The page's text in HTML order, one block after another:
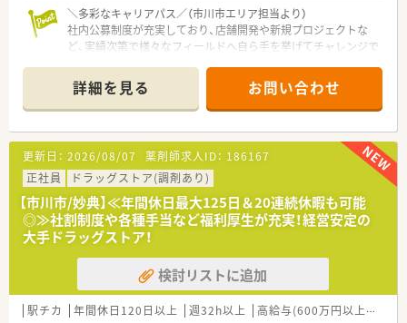
＼多彩なキャリアパス／（市川市エリア担当より）
社内公募制度が充実しており、店舗開発や新規プロジェクトな
ど、実績次第で様々なフィールドへ自ら手を挙げてチャレンジで
【店舗情報と応需状況について】
■最寄り駅から徒歩1分ほどの好立地で、3路線が乗り入れてお
り日々の通勤が非常に便利なエリアに位置しています。
■周辺には商業施設や飲食店が充実しているため、仕事帰りのお
買い物や食事にも困らない利便性の高い環境です。
■主に内科や呼吸器科、形成外科や皮膚科の処方箋を面で応需し
ており、1日あたり120枚から150枚を扱います。
【法人特徴について】
■お客様が健康で美しくあり続けるために信頼される店舗を目
指し、全国にドラッグストアチェーンを展開しています。
■経営理念として顧客最優先の姿勢を掲げており、大手ならでは
の安定した経営基盤と高い専門性が大きな強みです。
■女性活躍推進法に基づく厚生労働大臣からの最高位の認定を
詳細を見る お問い合わせ
更新日： 2026/08/07 薬剤師求人ID： 186167
正社員
ドラッグストア(調剤あり)
【市川市/妙典】≪年間休日最大125日＆20連続休暇も可能
◎≫社割制度や各種手当など福利厚生が充実！経営安定の
大手ドラッグストア！
検討リストに追加
駅チカ 年間休日120日以上 週32h以上 高給与(600万円以上)